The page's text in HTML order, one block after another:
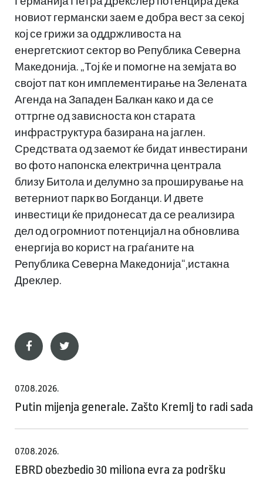
новиот германски заем е добра вест за секој
кој се грижи за оддржливоста на
енергетскиот сектор во Република Северна
Македонија. „Тој ќе и помогне на земјата во
својот пат кон имплементирање на Зелената
Агенда на Западен Балкан како и да се
оттргне од зависноста кон старата
инфраструктура базирана на јаглен.
Средствата од заемот ќе бидат инвестирани
во фото напонска електрична централа
близу Битола и делумно за проширување на
ветерниот парк во Богданци. И двете
инвестици ќе придонесат да се реализира
дел од огромниот потенцијал на обновлива
енергија во корист на граѓаните на
Република Северна Македонија“,истакна
Дреклер.
07.08.2026.
Putin mijenja generale. Zašto Kremlj to radi sada
07.08.2026.
EBRD obezbedio 30 miliona evra za podršku